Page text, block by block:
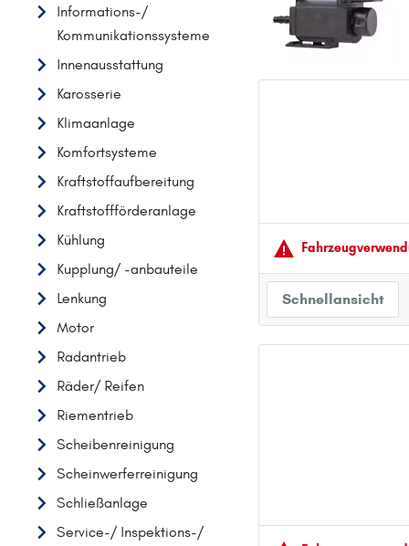
Informations-/
Kommunikationssysteme
Innenausstattung
Karosserie
Klimaanlage
Komfortsysteme
Kraftstoffaufbereitung
Kraftstoffförderanlage
Kühlung
Kupplung/ -anbauteile
Lenkung
Motor
Radantrieb
Räder/ Reifen
Riementrieb
Scheibenreinigung
Scheinwerferreinigung
Schließanlage
Service-/ Inspektions-/
MERCEDES-BENZ
FORD
AUDI
C
CHEVROLET
CITROËN
D
HONDA
Schnellansicht